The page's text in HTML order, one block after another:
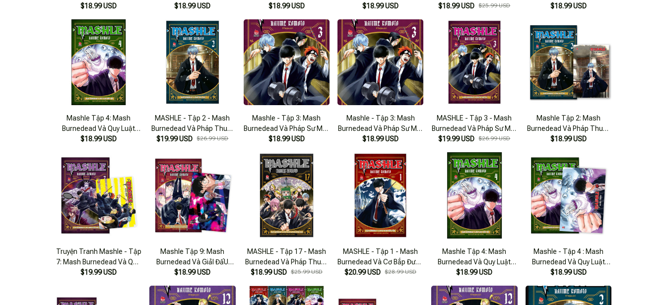
Hung Hăng [Tặng Kèm Pvc
$18.99 USD
Châm [Tặng Kèm
$18.99 USD
- Tặng Kèm Postcard
$18.99 USD
Sắt
$18.99 USD
Dài Lâu
$18.99 USD $25.99 USD
Kim Cương [Tặng Kèm Thẻ
$18.99 USD
Mashle Tập 4: Mash
Burnedead Và Quy Luật
Sinh Tồn
$18.99 USD
MASHLE - Tập 2 - Mash
Burnedead Và Pháp Thuật
Sắt
$19.99 USD $26.99 USD
Mashle - Tập 3: Mash
Burnedead Và Pháp Sư Mặt
Nạ
$18.99 USD
Mashle - Tập 3: Mash
Burnedead Và Pháp Sư Mặt
Nạ
$18.99 USD
MASHLE - Tập 3 - Mash
Burnedead Và Pháp Sư Mặt
Nạ
$19.99 USD $26.99 USD
Mashle Tập 2: Mash
Burnedead Và Pháp Thuật
Sắt [Tặng Kèm Postcard]
$18.99 USD
Truyện Tranh Mashle - Tập
7: Mash Burnedead Và Quả
BóNg Hung Hăng - Tặng
$19.99 USD
Mashle Tập 9: Mash
Burnedead Và GiảI ĐấU
Tam PháP ThuậT - VòNg
[Tặng Kèm Postcard]
$18.99 USD
MASHLE - Tập 17 - Mash
Burnedead Và Pháp Thuật
Làm Chậm Thời Gian
$18.99 USD $25.99 USD
MASHLE - Tập 1 - Mash
Burnedead Và Cơ Bắp Được
Khổ Luyện
$20.99 USD $28.99 USD
Mashle Tập 4: Mash
Burnedead Và Quy Luật
Sinh Tồn [Tặng Kèm
$18.99 USD
Mashle - Tập 4 : Mash
Burnedead Và Quy Luật
Sinh Tồn - Tặng Kèm 1
$18.99 USD